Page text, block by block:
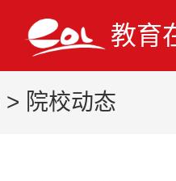
教育
> 院校动态